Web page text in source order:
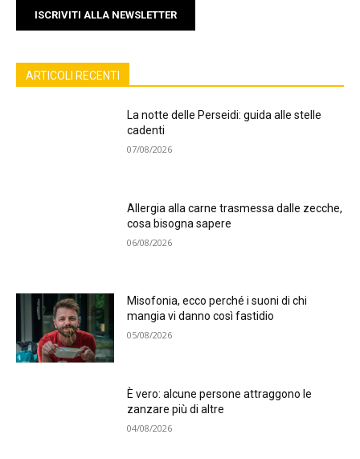
ISCRIVITI ALLA NEWSLETTER
ARTICOLI RECENTI
La notte delle Perseidi: guida alle stelle
cadenti
07/08/2026
Allergia alla carne trasmessa dalle zecche,
cosa bisogna sapere
06/08/2026
Misofonia, ecco perché i suoni di chi
mangia vi danno così fastidio
05/08/2026
È vero: alcune persone attraggono le
zanzare più di altre
04/08/2026